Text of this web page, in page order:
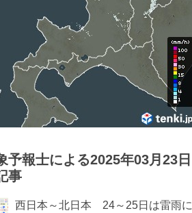
予報士による2025年03月23日
事
西日本～北日本 24～25日は雷雨に